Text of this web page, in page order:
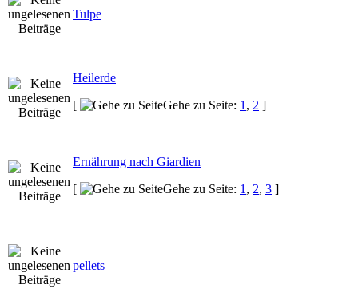
Tulpe
Heilerde
[
Gehe zu Seite: 1 , 2 ]
Ernährung nach Giardien
[
Gehe zu Seite: 1 , 2, 3 ]
pellets